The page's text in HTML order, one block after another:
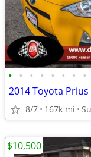
• • • • • • • •
2014 Toyota
8/7 167k mi
$10,500